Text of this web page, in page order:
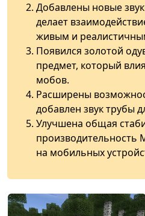
Добавлены новые
делает
живым и
Появился золотой
предмет, который
мобов.
Расширены
добавлен звук трубы
Улучшена общая
производительность
на мобильных